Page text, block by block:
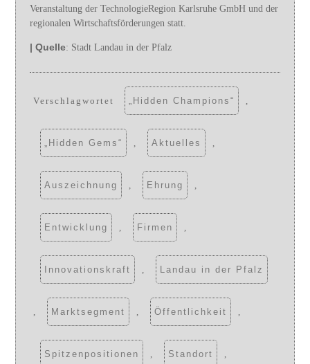
Veranstaltung der TechnologieRegion Karlsruhe GmbH und der
regionalen Wirtschaftsförderungen statt.
| Quelle: Stadt Landau in der Pfalz
Verschlagwortet „Hidden Champions“
„Hidden Gems“ Aktuelles
Auszeichnung Ehrung
Entwicklung Firmen
Innovationskraft Landau in der Pfalz
Marktsegment Öffentlichkeit
Spitzenpositionen Standort